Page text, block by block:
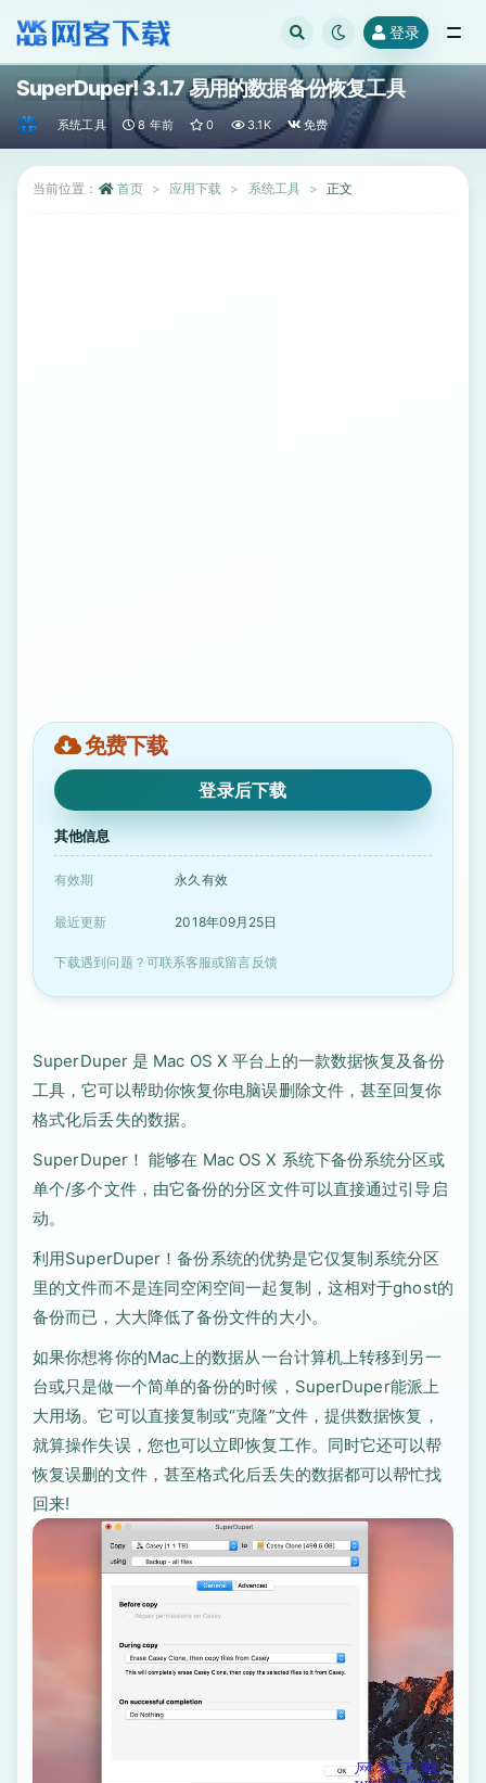
登录
SuperDuper! 3.1.7 易用的数据备份恢复工具
系统工具 8 年前 0 3.1K 免费
当前位置： 首页 应用下载 系统工具 正文
免费下载
登录后下载
其他信息
有效期 永久有效
最近更新 2018年09月25日
下载遇到问题？可联系客服或留言反馈
SuperDuper 是 Mac OS X 平台上的一款数据恢复及备份
工具，它可以帮助你恢复你电脑误删除文件，甚至回复你
格式化后丢失的数据。
SuperDuper！ 能够在 Mac OS X 系统下备份系统分区或
单个/多个文件，由它备份的分区文件可以直接通过引导启
动。
利用SuperDuper！备份系统的优势是它仅复制系统分区
里的文件而不是连同空闲空间一起复制，这相对于ghost的
备份而已，大大降低了备份文件的大小。
如果你想将你的Mac上的数据从一台计算机上转移到另一
台或只是做一个简单的备份的时候，SuperDuper能派上
大用场。它可以直接复制或“克隆”文件，提供数据恢复，
就算操作失误，您也可以立即恢复工作。同时它还可以帮
恢复误删的文件，甚至格式化后丢失的数据都可以帮忙找
回来!
全部